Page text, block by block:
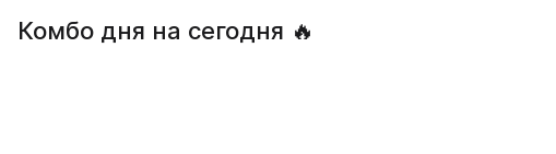
Комбо дня на сегодня 🔥